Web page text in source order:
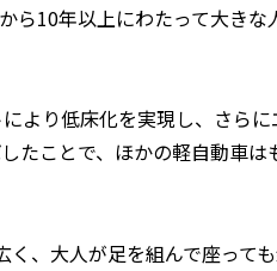
ら10年以上にわたって大きな
より低床化を実現し、さら
たことで、ほかの軽自動車は
、大人が足を組んで座って